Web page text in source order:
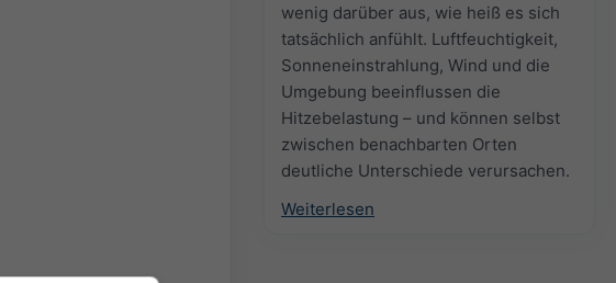
wenig darüber aus, wie heiß es sich
tatsächlich anfühlt. Luftfeuchtigkeit,
Sonneneinstrahlung, Wind und die
Umgebung beeinflussen die
Hitzebelastung – und können selbst
zwischen benachbarten Orten
deutliche Unterschiede verursachen.
Weiterlesen